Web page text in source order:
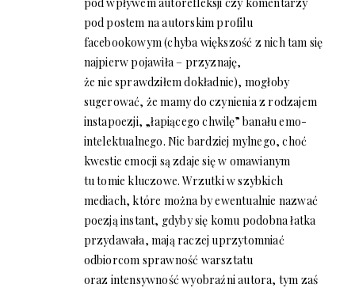
pod postem na autorskim profilu
facebookowym (chyba większość z nich tam się
najpierw pojawiła – przyznaję,
że nie sprawdziłem dokładnie), mogłoby
sugerować, że mamy do czynienia z rodzajem
instapoezji, „łapiącego chwilę” banału emo-
intelektualnego. Nic bardziej mylnego, choć
kwestie emocji są zdaje się w omawianym
tu tomie kluczowe. Wrzutki w szybkich
mediach, które można by ewentualnie nazwać
poezją instant, gdyby się komu podobna łatka
przydawała, mają raczej uprzytomniać
odbiorcom sprawność warsztatu
oraz intensywność wyobraźni autora, tym zaś